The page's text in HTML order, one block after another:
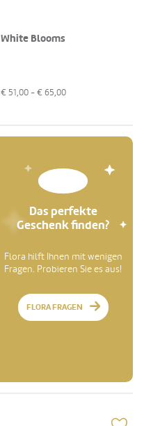
White Blooms
€ 51,00 - € 65,00
Das perfekte
Geschenk finden?
Flora hilft Ihnen mit wenigen
Fragen. Probieren Sie es aus!
FLORA FRAGEN